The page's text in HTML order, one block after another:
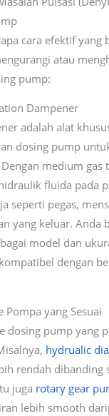
cara efektif yang
atau
pump:
Dampener
adalah alat
dosing pump
medium gas
fluida pada
seperti pegas,
yang keluar. Anda
model dan
dengan
Pompa yang Sesuai
dosing pump yang
hydrualic
rendah dibanding
juga rotary gear
lebih smooth